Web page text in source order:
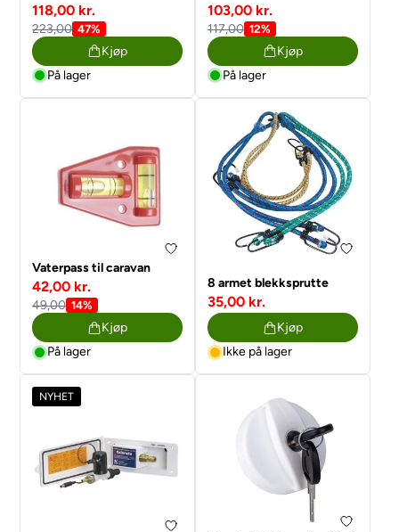
118,00 kr.
223,00 47%
Kjøp
På lager
103,00 kr.
117,00 12%
Kjøp
På lager
Vaterpass til caravan
42,00 kr.
49,00 14%
Kjøp
På lager
8 armet blekksprutte
35,00 kr.
Kjøp
Ikke på lager
NYHET